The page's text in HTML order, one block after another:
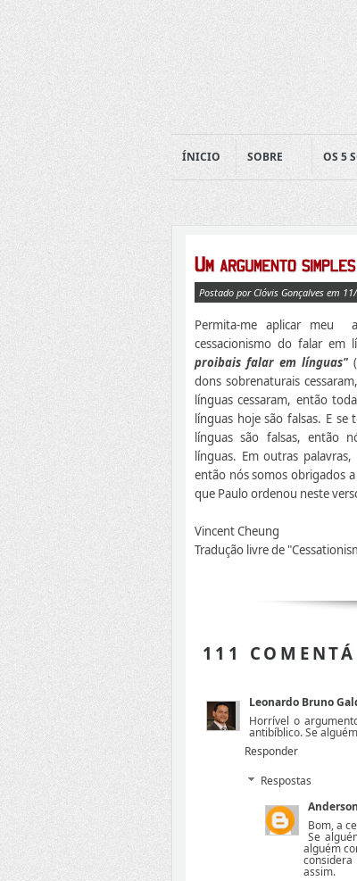
ÍNICIO SOBRE OS 5
Postado por Clóvis Gonçalves em
Permita-me aplicar meu
cessacionismo do falar em
proibais falar em línguas"
dons sobrenaturais
línguas cessaram, então
línguas hoje são falsas. E se
línguas são falsas, então
línguas. Em outras
então nós somos obrigados
que Paulo ordenou neste
Vincent Cheung
Tradução livre de
111
Leonardo Bruno
Horrível o
antibíblico. Se
Responder
Respostas
Bom, a
Se
alguém
assim.